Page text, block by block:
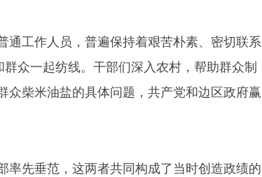
工作人员，普遍保持着艰苦朴素、密切联系
众一起纺线。干部们深入农村，帮助群众制
柴米油盐的具体问题，共产党和边区政府赢
先垂范，这两者共同构成了当时创造政绩的